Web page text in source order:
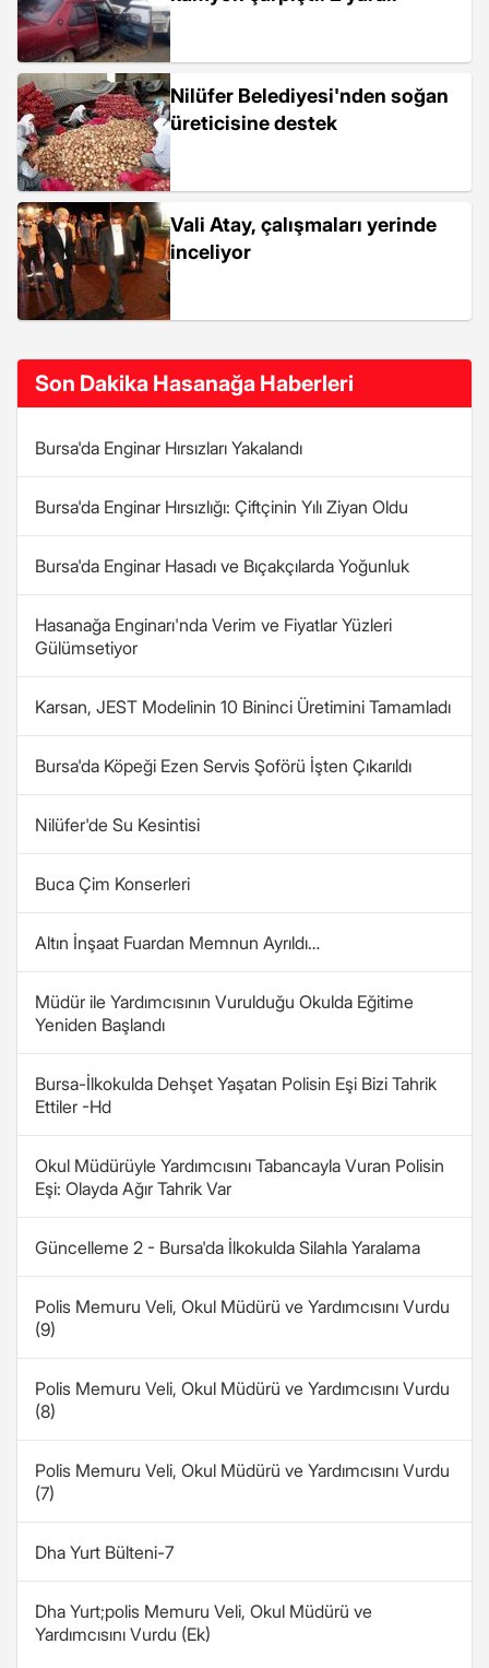
Nilüfer Belediyesi'nden soğan
üreticisine destek
Vali Atay, çalışmaları yerinde
inceliyor
Son Dakika Hasanağa Haberleri
Bursa'da Enginar Hırsızları Yakalandı
Bursa'da Enginar Hırsızlığı: Çiftçinin Yılı Ziyan Oldu
Bursa'da Enginar Hasadı ve Bıçakçılarda Yoğunluk
Hasanağa Enginarı'nda Verim ve Fiyatlar Yüzleri
Gülümsetiyor
Karsan, JEST Modelinin 10 Bininci Üretimini Tamamladı
Bursa'da Köpeği Ezen Servis Şoförü İşten Çıkarıldı
Nilüfer'de Su Kesintisi
Buca Çim Konserleri
Altın İnşaat Fuardan Memnun Ayrıldı…
Müdür ile Yardımcısının Vurulduğu Okulda Eğitime
Yeniden Başlandı
Bursa-İlkokulda Dehşet Yaşatan Polisin Eşi Bizi Tahrik
Ettiler -Hd
Okul Müdürüyle Yardımcısını Tabancayla Vuran Polisin
Eşi: Olayda Ağır Tahrik Var
Güncelleme 2 - Bursa'da İlkokulda Silahla Yaralama
Polis Memuru Veli, Okul Müdürü ve Yardımcısını Vurdu
(9)
Polis Memuru Veli, Okul Müdürü ve Yardımcısını Vurdu
(8)
Polis Memuru Veli, Okul Müdürü ve Yardımcısını Vurdu
(7)
Dha Yurt Bülteni-7
Dha Yurt;polis Memuru Veli, Okul Müdürü ve
Yardımcısını Vurdu (Ek)